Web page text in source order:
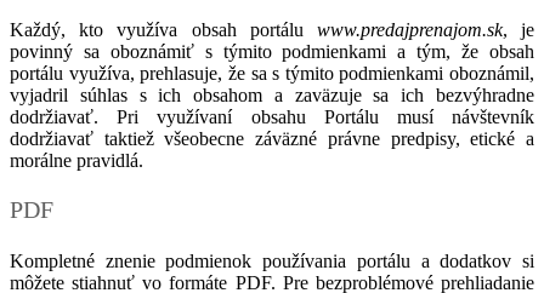
Každý, kto využíva obsah portálu www.predajprenajom.sk, je
povinný sa oboznámiť s týmito podmienkami a tým, že obsah
portálu využíva, prehlasuje, že sa s týmito podmienkami oboznámil,
vyjadril súhlas s ich obsahom a zaväzuje sa ich bezvýhradne
dodržiavať. Pri využívaní obsahu Portálu musí návštevník
dodržiavať taktiež všeobecne záväzné právne predpisy, etické a
morálne pravidlá.
PDF
Kompletné znenie podmienok používania portálu a dodatkov si
môžete stiahnuť vo formáte PDF. Pre bezproblémové prehliadanie